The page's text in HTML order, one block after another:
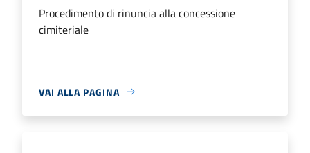
Procedimento di rinuncia alla concessione
cimiteriale
VAI ALLA PAGINA